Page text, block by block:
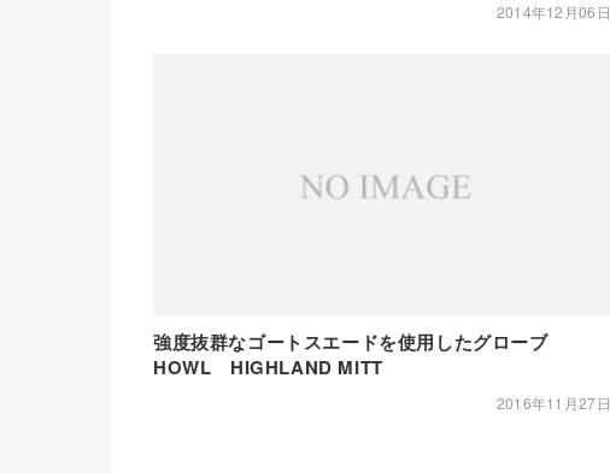
2014年12月06日
強度抜群なゴートスエードを使用したグローブ
HOWL HIGHLAND MITT
2016年11月27日